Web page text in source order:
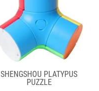
SHENGSHOU PLATYPUS
PUZZLE